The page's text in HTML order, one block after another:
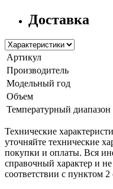
Доставка
Артикул
Производитель
Модельный год
Объем
Температурный
Технические
уточняйте технические
покупки и оплаты. Вся
справочный характер и
соответствии с пунктом